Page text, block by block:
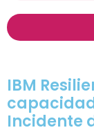
IBM
Incidente